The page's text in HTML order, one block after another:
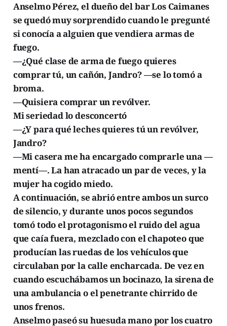
Anselmo Pérez, el dueño del bar Los Caimanes
se quedó muy sorprendido cuando le pregunté
si conocía a alguien que vendiera armas de
fuego.
—¿Qué clase de arma de fuego quieres
comprar tú, un cañón, Jandro? —se lo tomó a
broma.
—Quisiera comprar un revólver.
Mi seriedad lo desconcertó
—¿Y para qué leches quieres tú un revólver,
Jandro?
—Mi casera me ha encargado comprarle una —
mentí—. La han atracado un par de veces, y la
mujer ha cogido miedo.
A continuación, se abrió entre ambos un surco
de silencio, y durante unos pocos segundos
tomó todo el protagonismo el ruido del agua
que caía fuera, mezclado con el chapoteo que
producían las ruedas de los vehículos que
circulaban por la calle encharcada. De vez en
cuando escuchábamos un bocinazo, la sirena de
una ambulancia o el penetrante chirrido de
unos frenos.
Anselmo paseó su huesuda mano por los cuatro